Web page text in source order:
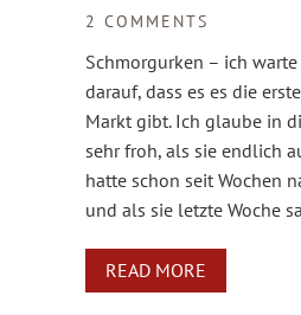
2 COMMENTS
Schmorgurken – ich
darauf, dass es es die
Markt gibt. Ich glaube in
sehr froh, als sie endlich
hatte schon seit Wochen
und als sie letzte Woche
READ MORE